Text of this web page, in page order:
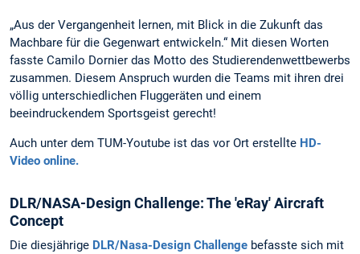
„Aus der Vergangenheit lernen, mit Blick in die Zukunft das
Machbare für die Gegenwart entwickeln.“ Mit diesen Worten
fasste Camilo Dornier das Motto des Studierendenwettbewerbs
zusammen. Diesem Anspruch wurden die Teams mit ihren drei
völlig unterschiedlichen Fluggeräten und einem
beeindruckendem Sportsgeist gerecht!
Auch unter dem TUM-Youtube ist das vor Ort erstellte HD-
Video online.
DLR/NASA-Design Challenge: The 'eRay' Aircraft
Concept
Die diesjährige DLR/Nasa-Design Challenge befasste sich mit